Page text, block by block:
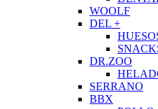
WOOLF
DEL +
DR.ZOO
SERRANO
BBX